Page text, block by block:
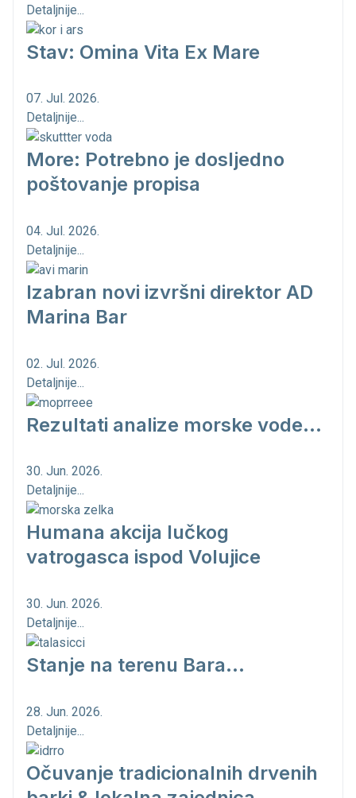
Detaljnije...
Stav: Omina Vita Ex Mare
07. Jul. 2026.
Detaljnije...
More: Potrebno je dosljedno
poštovanje propisa
04. Jul. 2026.
Detaljnije...
Izabran novi izvršni direktor AD
Marina Bar
02. Jul. 2026.
Detaljnije...
Rezultati analize morske vode...
30. Jun. 2026.
Detaljnije...
Humana akcija lučkog
vatrogasca ispod Volujice
30. Jun. 2026.
Detaljnije...
Stanje na terenu Bara...
28. Jun. 2026.
Detaljnije...
Očuvanje tradicionalnih drvenih